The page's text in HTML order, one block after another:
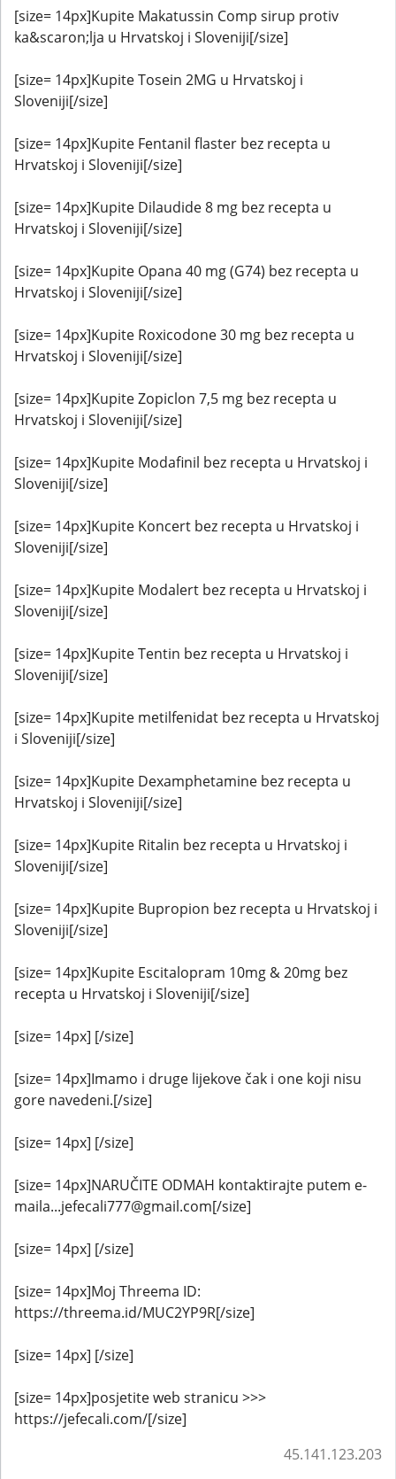
[size= 14px]Kupite Makatussin Comp sirup protiv
ka&scaron;lja u Hrvatskoj i Sloveniji[/size]
[size= 14px]Kupite Tosein 2MG u Hrvatskoj i
Sloveniji[/size]
[size= 14px]Kupite Fentanil flaster bez recepta u
Hrvatskoj i Sloveniji[/size]
[size= 14px]Kupite Dilaudide 8 mg bez recepta u
Hrvatskoj i Sloveniji[/size]
[size= 14px]Kupite Opana 40 mg (G74) bez recepta u
Hrvatskoj i Sloveniji[/size]
[size= 14px]Kupite Roxicodone 30 mg bez recepta u
Hrvatskoj i Sloveniji[/size]
[size= 14px]Kupite Zopiclon 7,5 mg bez recepta u
Hrvatskoj i Sloveniji[/size]
[size= 14px]Kupite Modafinil bez recepta u Hrvatskoj i
Sloveniji[/size]
[size= 14px]Kupite Koncert bez recepta u Hrvatskoj i
Sloveniji[/size]
[size= 14px]Kupite Modalert bez recepta u Hrvatskoj i
Sloveniji[/size]
[size= 14px]Kupite Tentin bez recepta u Hrvatskoj i
Sloveniji[/size]
[size= 14px]Kupite metilfenidat bez recepta u Hrvatskoj
i Sloveniji[/size]
[size= 14px]Kupite Dexamphetamine bez recepta u
Hrvatskoj i Sloveniji[/size]
[size= 14px]Kupite Ritalin bez recepta u Hrvatskoj i
Sloveniji[/size]
[size= 14px]Kupite Bupropion bez recepta u Hrvatskoj i
Sloveniji[/size]
[size= 14px]Kupite Escitalopram 10mg & 20mg bez
recepta u Hrvatskoj i Sloveniji[/size]
[size= 14px] [/size]
[size= 14px]Imamo i druge lijekove čak i one koji nisu
gore navedeni.[/size]
[size= 14px] [/size]
[size= 14px]NARUČITE ODMAH kontaktirajte putem e-
maila...jefecali777@gmail.com[/size]
[size= 14px] [/size]
[size= 14px]Moj Threema ID:
https://threema.id/MUC2YP9R[/size]
[size= 14px] [/size]
[size= 14px]posjetite web stranicu >>>
https://jefecali.com/[/size]
45.141.123.203